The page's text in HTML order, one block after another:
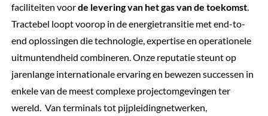
faciliteiten voorde levering van het gas van de toekomst.
Tractebel loopt voorop in de energietransitie met end-to-
end oplossingen die technologie, expertise en operationele
uitmuntendheid combineren. Onze reputatie steunt op
jarenlange internationale ervaring en bewezen successen in
enkele van de meest complexe projectomgevingen ter
wereld. Van terminals tot pijpleidingnetwerken,